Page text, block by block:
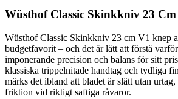
Wüsthof Classic Skinkkniv 23 Cm
Wüsthof Classic Skinkkniv 23 cm V1 knep
budgetfavorit – och det är lätt att förstå
imponerande precision och balans för sitt
klassiska trippelnitade handtag och tydliga
märks det ibland att bladet är slätt utan
friktion vid riktigt saftiga råvaror.